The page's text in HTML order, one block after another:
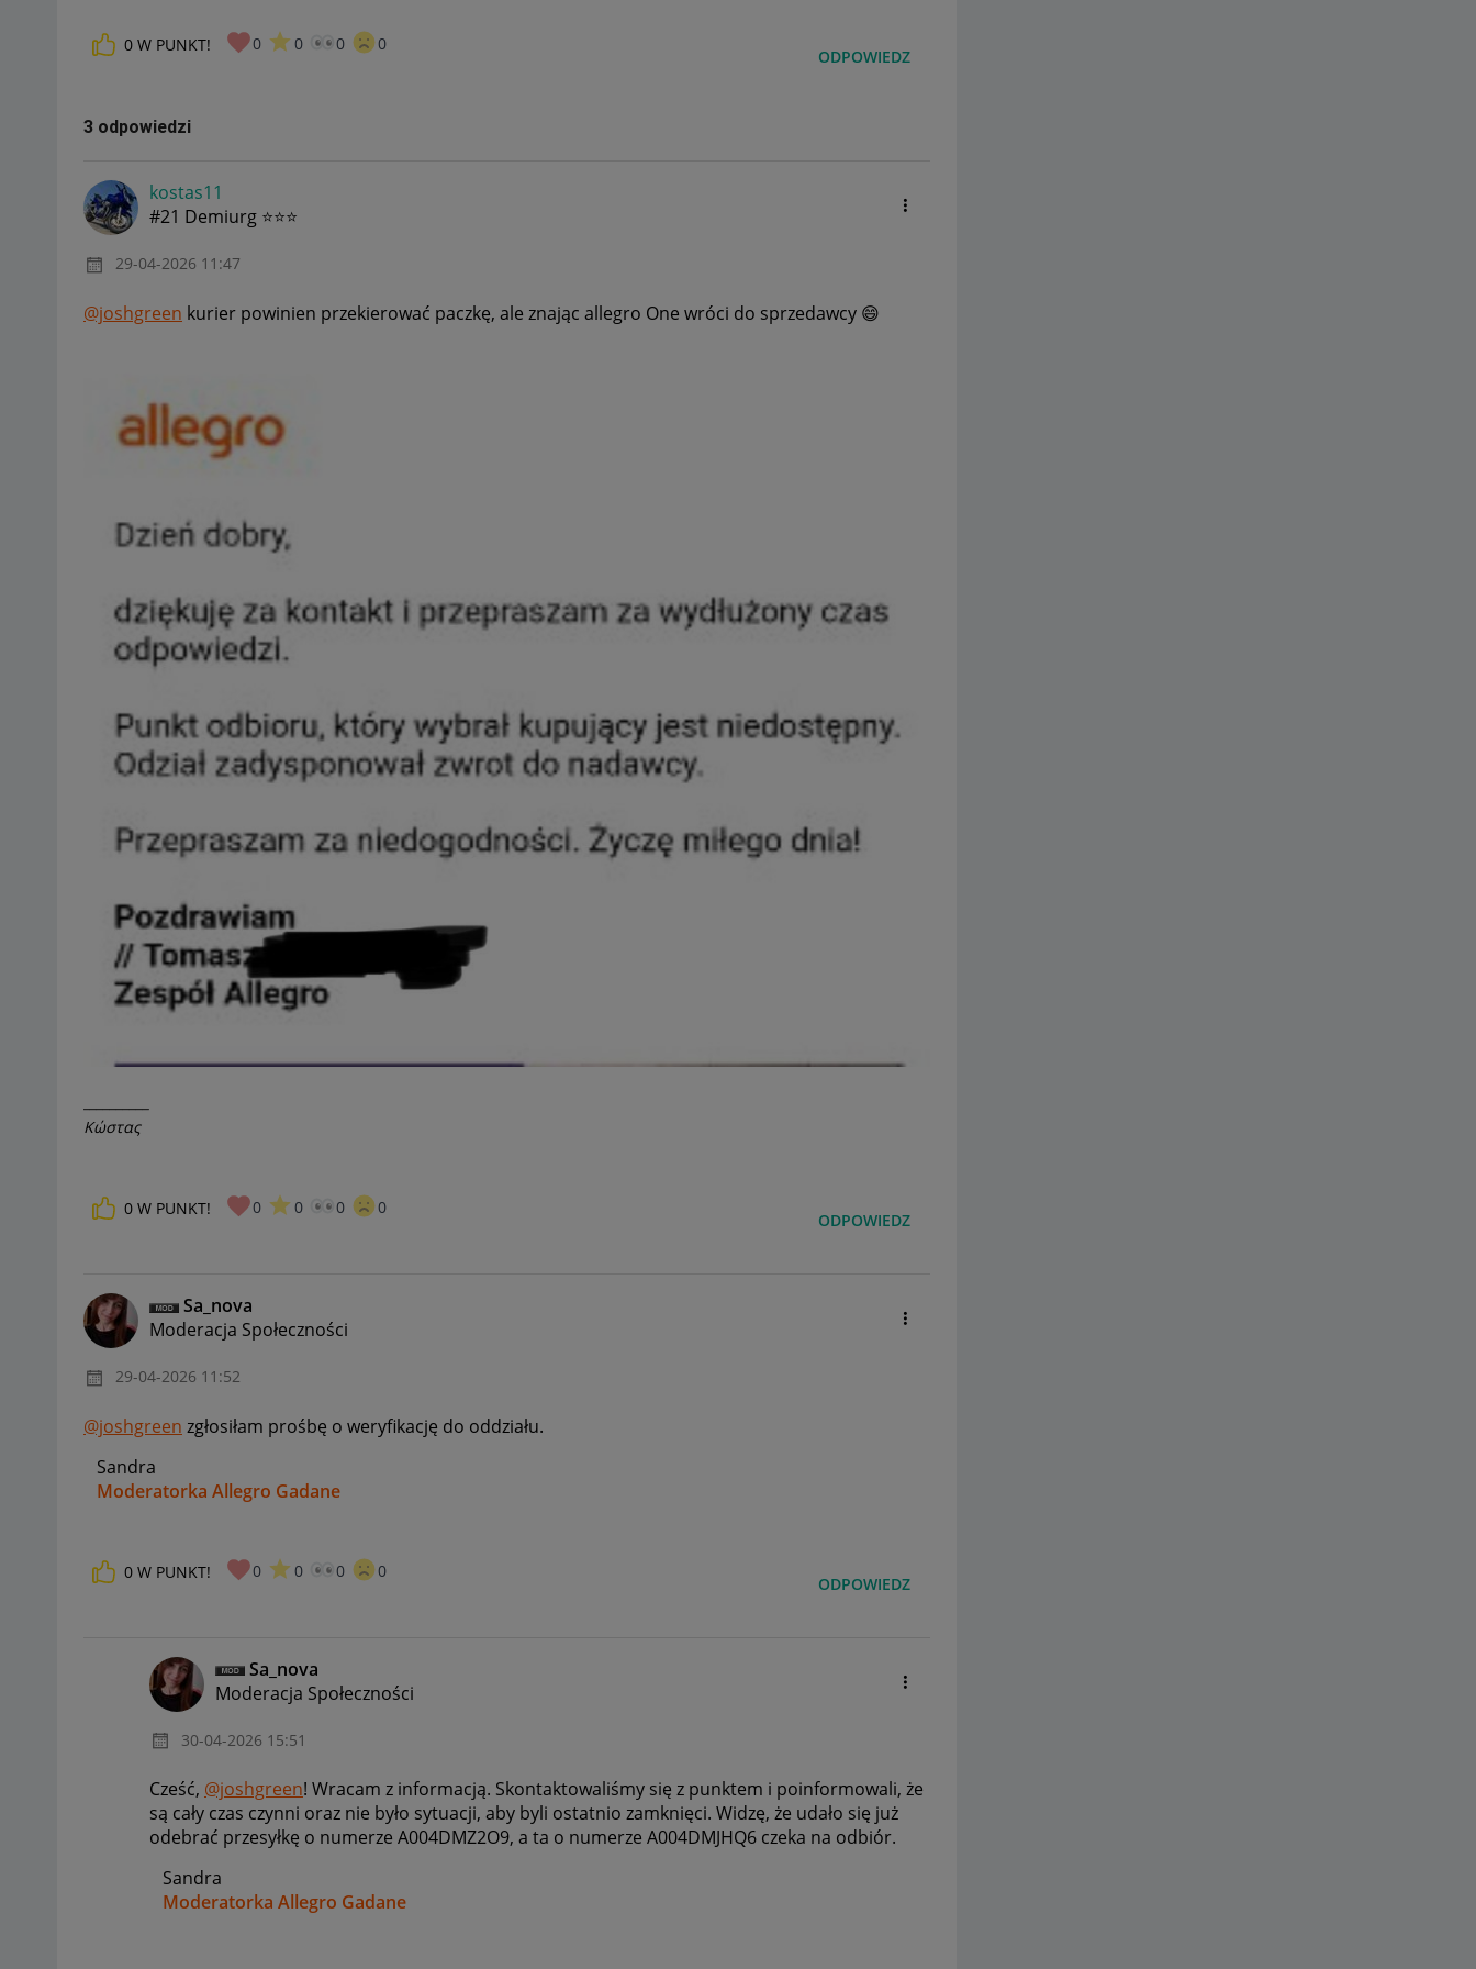
0 W PUNKT! 0 0 0 0
ODPOWIEDZ
3 odpowiedzi
kostas11
#21 Demiurg ⭐⭐⭐
‎29-04-2026 11:47
@joshgreen kurier powinien przekierować paczkę, ale znając allegro One wróci do sprzedawcy 😄
Κώστας
0 W PUNKT! 0 0 0 0
ODPOWIEDZ
Sa_nova
Moderacja Społeczności
‎29-04-2026 11:52
@joshgreen zgłosiłam prośbę o weryfikację do oddziału.
Sandra
Moderatorka Allegro Gadane
0 W PUNKT! 0 0 0 0
ODPOWIEDZ
Sa_nova
Moderacja Społeczności
‎30-04-2026 15:51
Cześć, @joshgreen! Wracam z informacją. Skontaktowaliśmy się z punktem i poinformowali, że
są cały czas czynni oraz nie było sytuacji, aby byli ostatnio zamknięci. Widzę, że udało się już
odebrać przesyłkę o numerze A004DMZ2O9, a ta o numerze A004DMJHQ6 czeka na odbiór.
Sandra
Moderatorka Allegro Gadane